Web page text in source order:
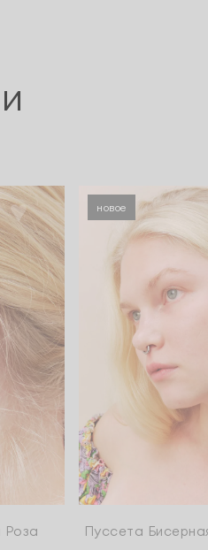
Роза
новое
Пуссета